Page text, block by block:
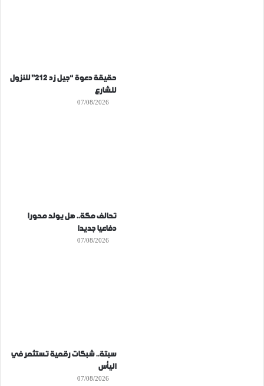
حقيقة دعوة “جيل زد 212” للنزول
للشارع
07/08/2026
تحالف مكة.. هل يولد محورا
دفاعيا جديدا
07/08/2026
سبتة.. شبكات رقمية تستثمر في
اليأس
07/08/2026